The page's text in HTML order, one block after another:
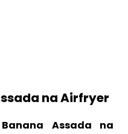
na Airfryer
Banana Assada na